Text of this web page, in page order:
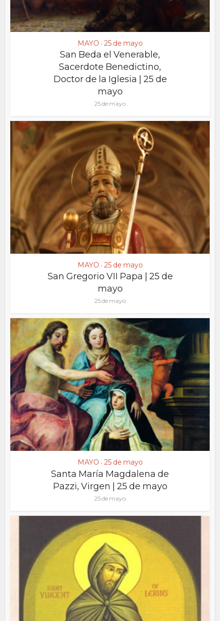
MAYO • 25 de mayo
San Beda el Venerable,
Sacerdote Benedictino,
Doctor de la Iglesia | 25 de
mayo
25 de mayo
MAYO • 25 de mayo
San Gregorio VII Papa | 25 de
mayo
25 de mayo
MAYO • 25 de mayo
Santa María Magdalena de
Pazzi, Virgen | 25 de mayo
25 de mayo